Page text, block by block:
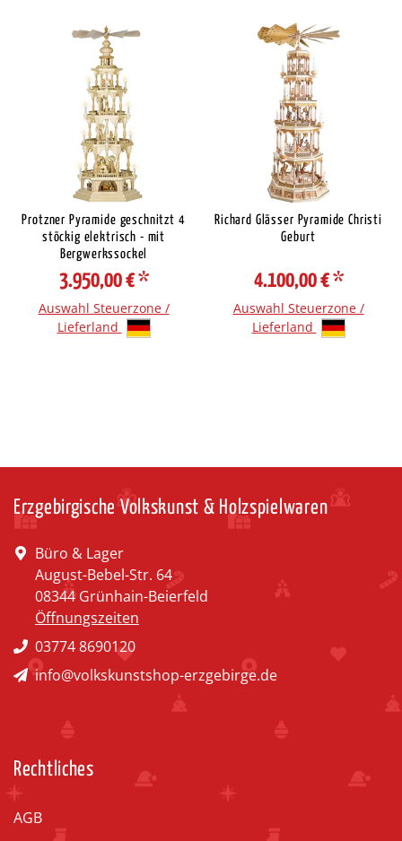
Protzner Pyramide geschnitzt 4
stöckig elektrisch - mit
Bergwerkssockel
3.950,00 €*
Auswahl Steuerzone /
Lieferland
Richard Glässer Pyramide Christi
Geburt
4.100,00 €*
Auswahl Steuerzone /
Lieferland
Erzgebirgische Volkskunst & Holzspielwaren
Büro & Lager
August-Bebel-Str. 64
08344 Grünhain-Beierfeld
Öffnungszeiten
03774 8690120
info@volkskunstshop-erzgebirge.de
Rechtliches
AGB